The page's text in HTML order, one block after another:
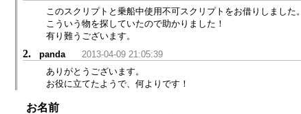
このスクリプトと乗船中使用不可スクリプトをお借りしました。
こういう物を探していたので助かりました！
有り難うございます。
2. panda
2013-04-09 21:05:39
ありがとうございます。
お役に立てたようで、何よりです！
お名前